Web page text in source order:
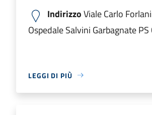
IndirizzoViale Carlo
Ospedale Salvini Garbagnate PS
LEGGI DI PIÙ